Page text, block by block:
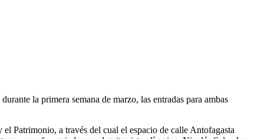
la primera semana de marzo, las entradas para ambas
Patrimonio, a través del cual el espacio de calle Antofagasta